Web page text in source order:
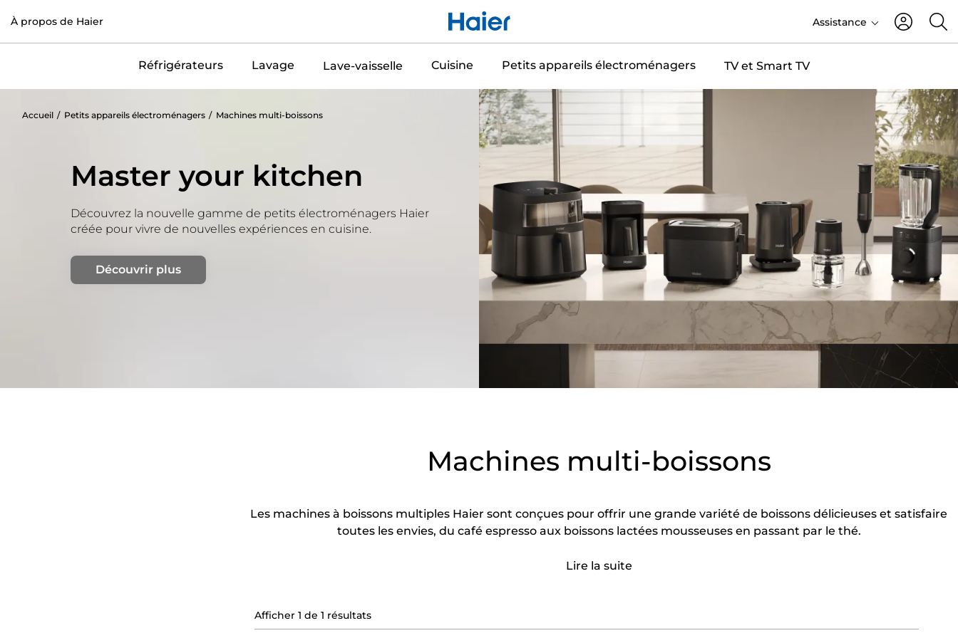
À propos de Haier Assistance
Réfrigérateurs Lavage Lave-vaisselle Cuisine Petits appareils électroménagers TV et Smart TV
Accueil Petits appareils électroménagers Machines multi-boissons
Master your kitchen
Découvrez la nouvelle gamme de petits électroménagers Haier
créée pour vivre de nouvelles expériences en cuisine.
Découvrir plus
Machines multi-boissons
Les machines à boissons multiples Haier sont conçues pour offrir une grande variété de boissons délicieuses et satisfaire
toutes les envies, du café espresso aux boissons lactées mousseuses en passant par le thé.
Lire la suite
Afficher 1 de 1 résultats